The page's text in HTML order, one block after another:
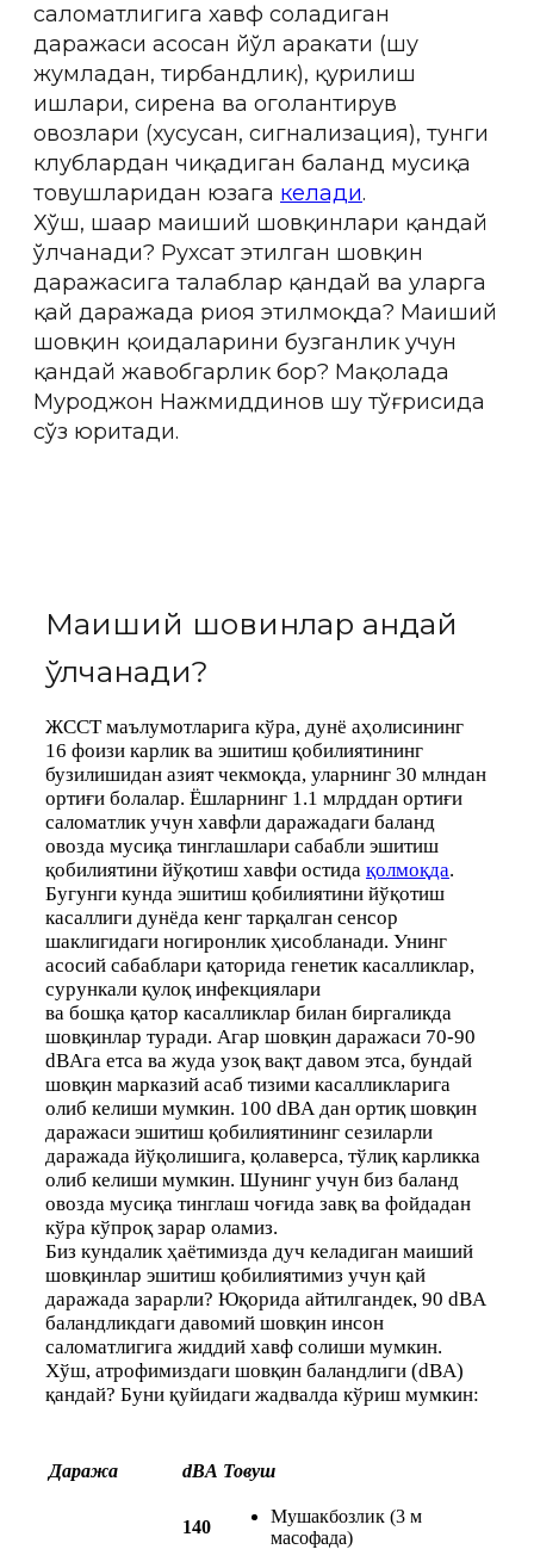
саломатлигига хавф соладиган
даражаси асосан йўл ҳаракати (шу
жумладан, тирбандлик), қурилиш
ишлари, сирена ва огоҳлантирув
овозлари (хусусан, сигнализaция), тунги
клублардан чиқадиган баланд мусиқа
товушларидан юзага келади.
Хўш, шаҳар маиший шовқинлари қандай
ўлчанади? Рухсат этилган шовқин
даражасига талаблар қандай ва уларга
қай даражада риоя этилмоқда? Маиший
шовқин қоидаларини бузганлик учун
қандай жавобгарлик бор? Мақолада
Муроджон Нажмиддинов шу тўғрисида
сўз юритади.
Маиший шовқинлар қандай
ўлчанади?
ЖССТ маълумотларига кўра, дунё аҳолисининг
16 фоизи карлик ва эшитиш қобилиятининг
бузилишидан азият чекмоқда, уларнинг 30 млндан
ортиғи болалар. Ёшларнинг 1.1 млрддан ортиғи
саломатлик учун хавфли даражадаги баланд
овозда мусиқа тинглашлари сабабли эшитиш
қобилиятини йўқотиш хавфи остида қолмоқда.
Бугунги кунда эшитиш қобилиятини йўқотиш
касаллиги дунёда кенг тарқалган сенсор
шаклигидаги ногиронлик ҳисобланади. Унинг
асосий сабаблари қаторида генетик касалликлар,
сурункали қулоқ инфекциялари
ва бошқа қатор касалликлар билан биргаликда
шовқинлар туради. Агар шовқин даражаси 70-90
dBАга етса ва жуда узоқ вақт давом этса, бундай
шовқин марказий асаб тизими касалликларига
олиб келиши мумкин. 100 dBА дан ортиқ шовқин
даражаси эшитиш қобилиятининг сезиларли
даражада йўқолишига, қолаверса, тўлиқ карликка
олиб келиши мумкин. Шунинг учун биз баланд
овозда мусиқа тинглаш чоғида завқ ва фойдадан
кўра кўпроқ зарар оламиз.
Биз кундалик ҳаётимизда дуч келадиган маиший
шовқинлар эшитиш қобилиятимиз учун қай
даражада зарарли? Юқорида айтилгандек, 90 dBА
баландликдаги давомий шовқин инсон
саломатлигига жиддий хавф солиши мумкин.
Хўш, атрофимиздаги шовқин баландлиги (dBА)
қандай? Буни қуйидаги жадвалда кўриш мумкин:
Даража dBА Товуш
140
Мушакбозлик (3 м
масофада)